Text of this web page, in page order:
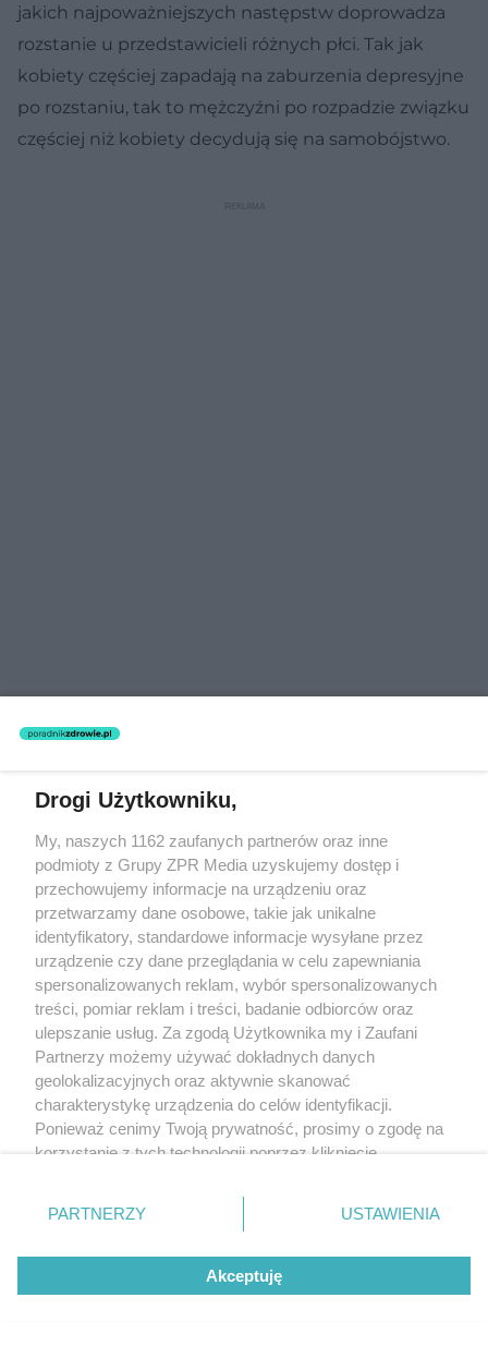
jakich najpoważniejszych następstw doprowadza
rozstanie u przedstawicieli różnych płci. Tak jak
kobiety częściej zapadają na zaburzenia depresyjne
po rozstaniu, tak to mężczyźni po rozpadzie związku
częściej niż kobiety decydują się na samobójstwo.
Jak uniknąć rozstania?
Rozstanie bezsprzecznie może więc negatywnie
odbijać się na wielu aspektach życia człowieka.
Jeżeli kończy ono związek, który był źródłem
cierpienia – rozstanie wtedy jest po prostu
konieczne. Funkcjonują jednak związki, kończące
się przez zaniedbania partnerów, a które tak
naprawdę mogłyby istnieć, gdyby tylko oboje ludzi
powinno się pamiętać o kilku teoretycznie
Drogi Użytkowniku,
My, naszych 1162 zaufanych partnerów oraz inne
podmioty z Grupy ZPR Media uzyskujemy dostęp i
przechowujemy informacje na urządzeniu oraz
przetwarzamy dane osobowe, takie jak unikalne
identyfikatory, standardowe informacje wysyłane przez
urządzenie czy dane przeglądania w celu zapewniania
spersonalizowanych reklam, wybór spersonalizowanych
treści, pomiar reklam i treści, badanie odbiorców oraz
ulepszanie usług. Za zgodą Użytkownika my i Zaufani
Partnerzy możemy używać dokładnych danych
geolokalizacyjnych oraz aktywnie skanować
charakterystykę urządzenia do celów identyfikacji.
Ponieważ cenimy Twoją prywatność, prosimy o zgodę na
korzystanie z tych technologii poprzez kliknięcie
zmienić/wycofać klikając przycisk ustawień prywatności
znajdujący się w lewym dolnym rogu strony
rodzaje przetwarzania danych nie wymagają zgody
użytkownika, ale masz prawo sprzeciwić się takiemu
przetwarzaniu. Preferencje będą miały zastosowanie tylko
PARTNERZY USTAWIENIA
Akceptuję